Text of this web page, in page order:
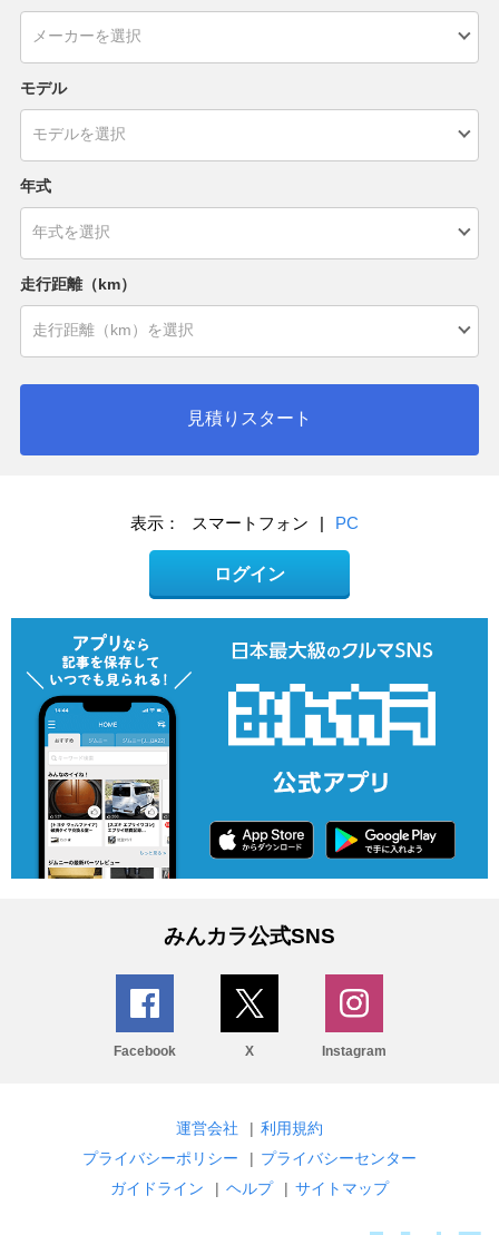
モデル
年式
走行距離（km）
見積りスタート
表示： スマートフォン | PC
ログイン
みんカラ公式SNS
Facebook X Instagram
運営会社 | 利用規約
プライバシーポリシー
| プライバシーセンター
ガイドライン
| ヘルプ | サイトマップ